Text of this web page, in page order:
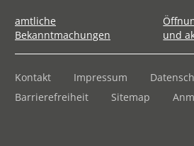
amtliche
Bekanntmachungen
und
Kontakt Impressum
Barrierefreiheit
Sitemap